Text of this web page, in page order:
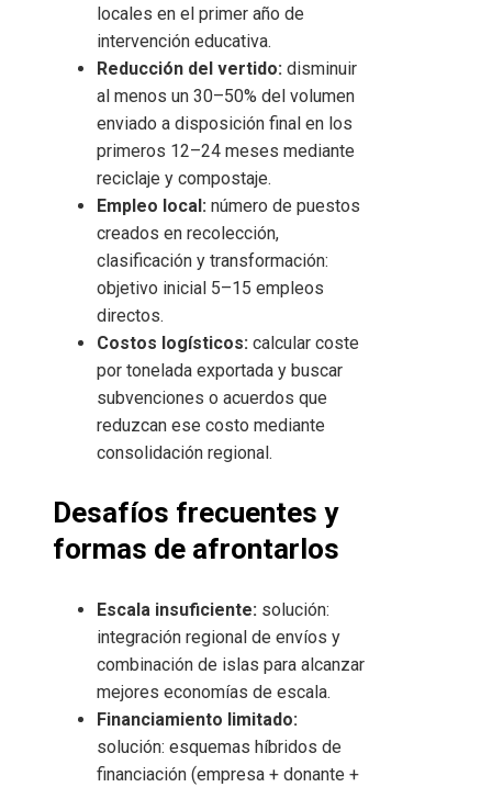
locales en el primer año de
intervención educativa.
Reducción del vertido: disminuir
al menos un 30–50% del volumen
enviado a disposición final en los
primeros 12–24 meses mediante
reciclaje y compostaje.
Empleo local: número de puestos
creados en recolección,
clasificación y transformación:
objetivo inicial 5–15 empleos
directos.
Costos logísticos: calcular coste
por tonelada exportada y buscar
subvenciones o acuerdos que
reduzcan ese costo mediante
consolidación regional.
Desafíos frecuentes y
formas de afrontarlos
Escala insuficiente: solución:
integración regional de envíos y
combinación de islas para alcanzar
mejores economías de escala.
Financiamiento limitado:
solución: esquemas híbridos de
financiación (empresa + donante +